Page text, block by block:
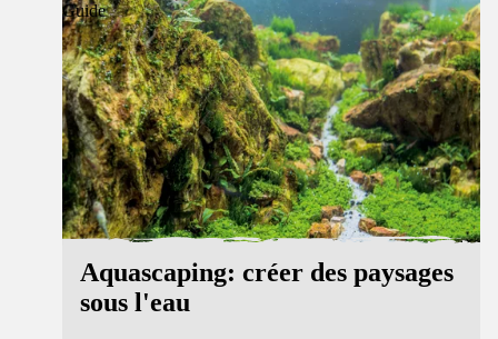
Guide
Aquascaping: créer des paysages
sous l'eau